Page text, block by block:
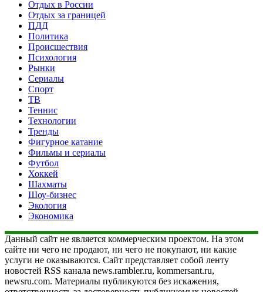
Отдых в России
Отдых за границей
ПДД
Политика
Происшествия
Психология
Рынки
Сериалы
Спорт
ТВ
Теннис
Технологии
Тренды
Фигурное катание
Фильмы и сериалы
Футбол
Хоккей
Шахматы
Шоу-бизнес
Экология
Экономика
Данный сайт не является коммерческим проектом. На этом
сайте ни чего не продают, ни чего не покупают, ни какие
услуги не оказываются. Сайт представляет собой ленту
новостей RSS канала news.rambler.ru, kommersant.ru,
newsru.com. Материалы публикуются без искажения,